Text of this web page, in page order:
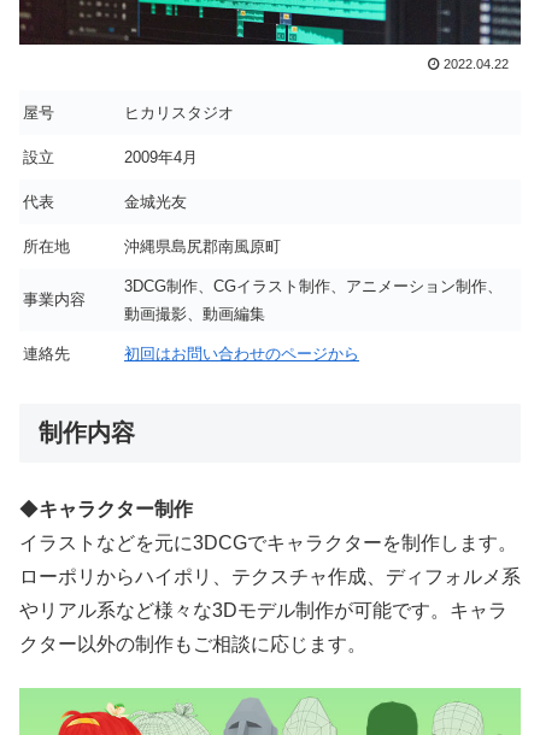
2022.04.22
屋号 ヒカリスタジオ
設立 2009年4月
代表 金城光友
所在地 沖縄県島尻郡南風原町
事業内容
3DCG制作、CGイラスト制作、アニメーション制作、
動画撮影、動画編集
連絡先 初回はお問い合わせのページから
制作内容
◆キャラクター制作
イラストなどを元に3DCGでキャラクターを制作します。
ローポリからハイポリ、テクスチャ作成、ディフォルメ系
やリアル系など様々な3Dモデル制作が可能です。キャラ
クター以外の制作もご相談に応じます。